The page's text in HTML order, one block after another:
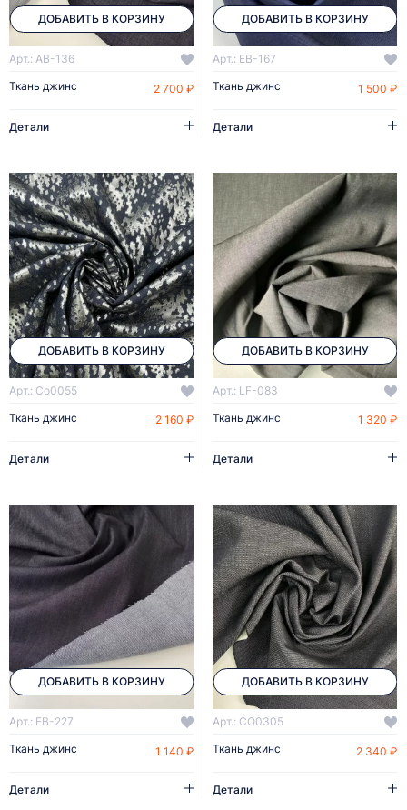
ДОБАВИТЬ В КОРЗИНУ
Арт.: AB-136
Ткань джинс
2 700 ₽
Детали
ДОБАВИТЬ В КОРЗИНУ
Арт.: EB-167
Ткань джинс
1 500 ₽
Детали
ДОБАВИТЬ В КОРЗИНУ
Арт.: Co0055
Ткань джинс
2 160 ₽
Детали
ДОБАВИТЬ В КОРЗИНУ
Арт.: LF-083
Ткань джинс
1 320 ₽
Детали
ДОБАВИТЬ В КОРЗИНУ
Арт.: EB-227
Ткань джинс
1 140 ₽
Детали
ДОБАВИТЬ В КОРЗИНУ
Арт.: CO0305
Ткань джинс
2 340 ₽
Детали